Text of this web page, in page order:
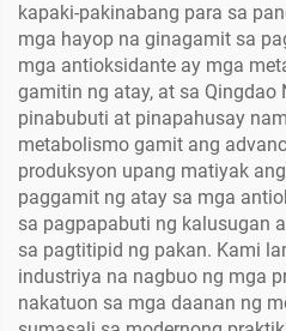
kapaki-pakinabang para sa
mga hayop na ginagamit sa
mga antioksidante ay mga
gamitin ng atay, at sa Qingdao
pinabubuti at pinapahusay
metabolismo gamit ang
produksyon upang matiyak
paggamit ng atay sa mga
sa pagpapabuti ng kalusugan
sa pagtitipid ng pakan. Kami
industriya na nagbuo ng mga
nakatuon sa mga daanan ng